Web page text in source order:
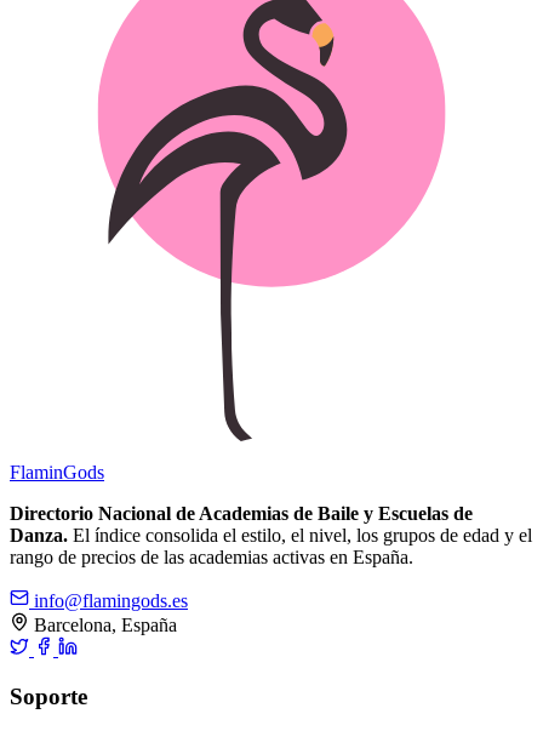
FlaminGods
Directorio Nacional de Academias de Baile y Escuelas de
Danza. El índice consolida el estilo, el nivel, los grupos de edad y el
rango de precios de las academias activas en España.
info@flamingods.es
Barcelona, España
Soporte